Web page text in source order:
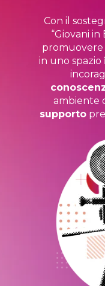
Con il
“Giovani in
promuovere
in uno spazio
ambiente
supporto